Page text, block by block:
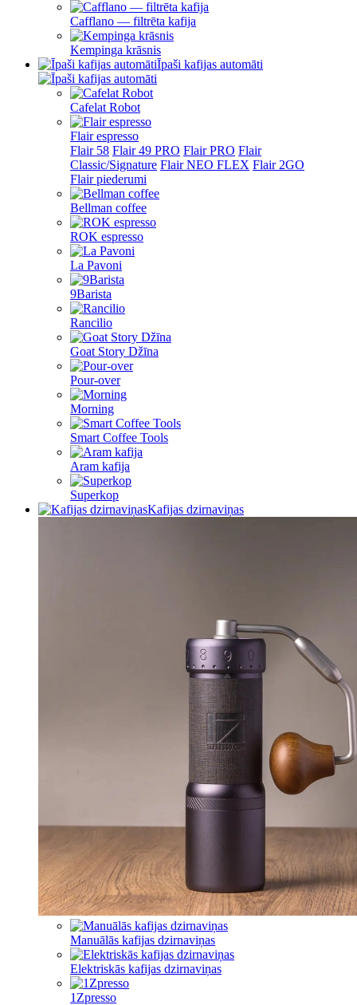
Cafflano — filtrēta kafija
Kempinga krāsnis
Īpaši kafijas automāti
Cafelat Robot
Flair espresso
Flair 58 Flair 49 PRO Flair PRO Flair
Classic/Signature Flair NEO FLEX Flair 2GO
Flair piederumi
Bellman coffee
ROK espresso
La Pavoni
9Barista
Rancilio
Goat Story Džīna
Pour-over
Morning
Smart Coffee Tools
Aram kafija
Superkop
Kafijas dzirnaviņas
Manuālās kafijas dzirnaviņas
Elektriskās kafijas dzirnaviņas
1Zpresso